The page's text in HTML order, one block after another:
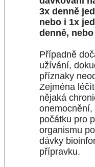
3x denně
nebo i 1x
denně,
Případně
užívání,
příznaky
Zejména
nějaká
počátku pro
organismu
dávky
přípravku.